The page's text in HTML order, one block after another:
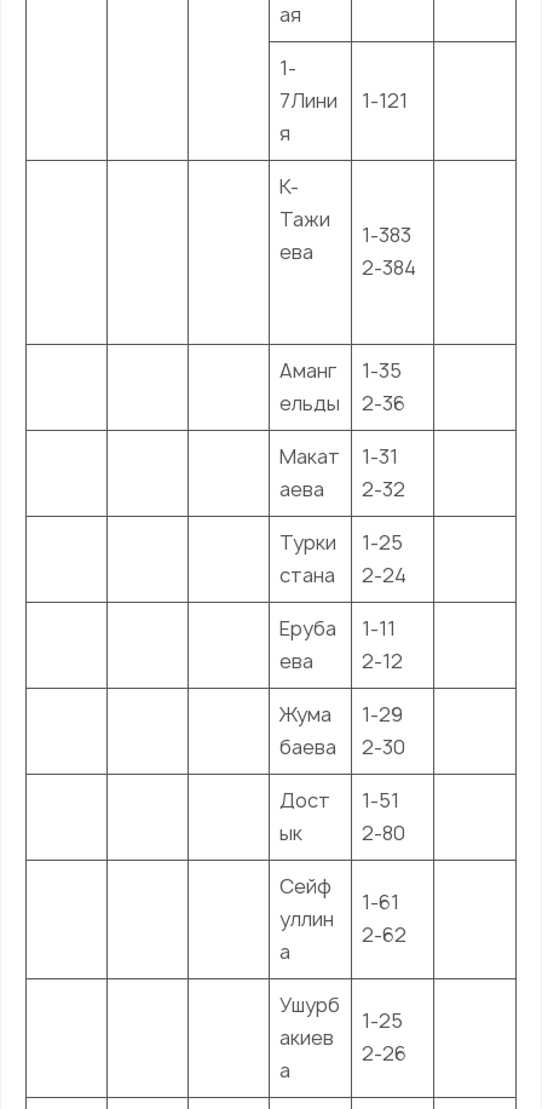
ая
1-
7Лини
я
1-121
К-
Тажи
ева
1-383
2-384
Аманг
ельды
1-35
2-36
Макат
аева
1-31
2-32
Турки
стана
1-25
2-24
Еруба
ева
1-11
2-12
Жума
баева
1-29
2-30
Дост
ык
1-51
2-80
Сейф
уллин
а
1-61
2-62
Ушурб
акиев
а
1-25
2-26